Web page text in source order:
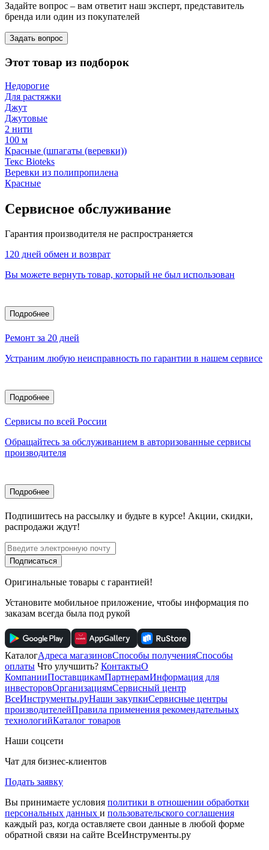
Задайте вопрос – вам ответит наш эксперт, представитель
бренда или один из покупателей
Задать вопрос
Этот товар из подборок
Недорогие
Для растяжки
Джут
Джутовые
2 нити
100 м
Красные (шпагаты (веревки))
Текс Bioteks
Веревки из полипропилена
Красные
Сервисное обслуживание
Гарантия производителя не распространяется
120 дней обмен и возврат
Вы можете вернуть товар, который не был использован
Подробнее
Ремонт за 20 дней
Устраним любую неисправность по гарантии в нашем сервисе
Подробнее
Сервисы по всей России
Обращайтесь за обслуживанием в авторизованные сервисы
производителя
Подробнее
Подпишитесь на рассылку и будьте в курсе! Акции, скидки,
распродажи ждут!
Подписаться
Оригинальные товары с гарантией!
Установите мобильное приложение, чтобы информация по
заказам всегда была под рукой
КаталогАдреса магазиновСпособы полученияСпособы
оплаты Что улучшить? КонтактыО
КомпанииПоставщикамПартнерамИнформация для
инвесторовОрганизациямСервисный центр
ВсеИнструменты.руНаши закупкиСервисные центры
производителейПравила применения рекомендательных
технологийКаталог товаров
Наши соцсети
Чат для бизнес-клиентов
Подать заявку
Вы принимаете условия политики в отношении обработки
персональных данных и пользовательского соглашения
каждый раз, когда оставляете свои данные в любой форме
обратной связи на сайте ВсеИнструменты.ру